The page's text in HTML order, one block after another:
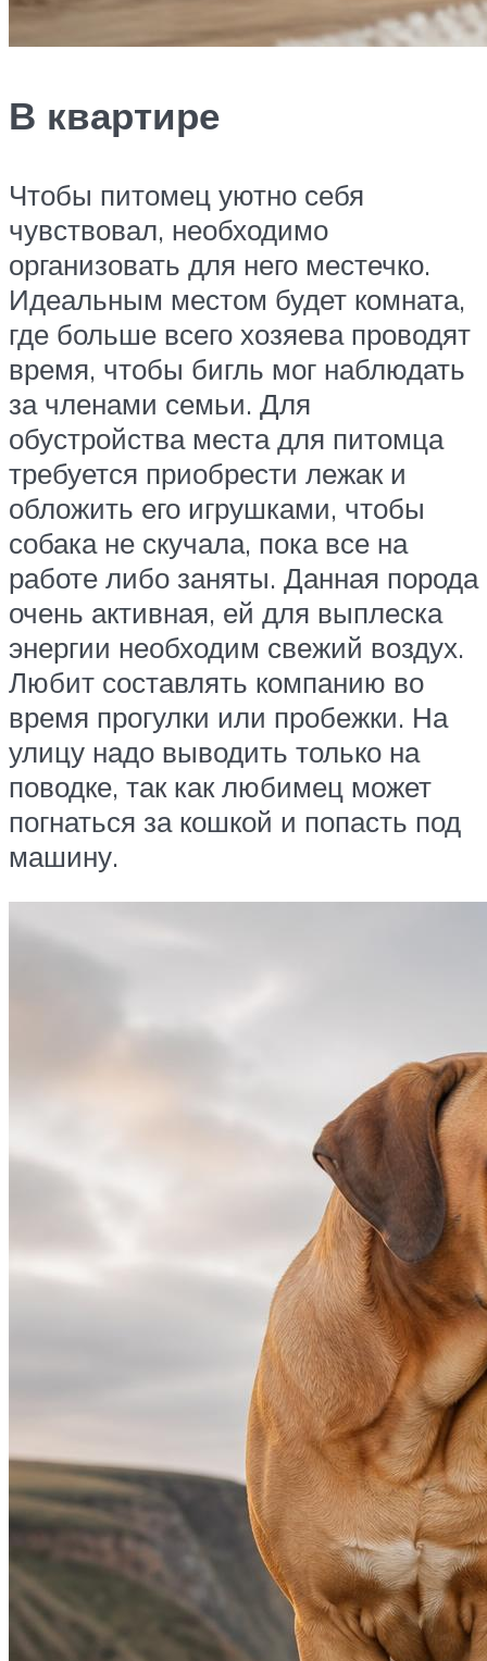
В квартире
Чтобы питомец уютно себя
чувствовал, необходимо
организовать для него местечко.
Идеальным местом будет комната,
где больше всего хозяева проводят
время, чтобы бигль мог наблюдать
за членами семьи. Для
обустройства места для питомца
требуется приобрести лежак и
обложить его игрушками, чтобы
собака не скучала, пока все на
работе либо заняты. Данная порода
очень активная, ей для выплеска
энергии необходим свежий воздух.
Любит составлять компанию во
время прогулки или пробежки. На
улицу надо выводить только на
поводке, так как любимец может
погнаться за кошкой и попасть под
машину.